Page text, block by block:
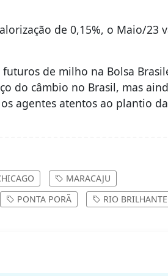
de 0,15%, o Maio/23
de milho na Bolsa
do câmbio no Brasil, mas
agentes atentos ao plantio da
MARACAJU
PONTA PORÃ RIO BRILHANTE